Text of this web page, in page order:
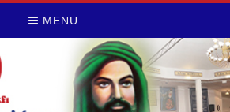
MENU